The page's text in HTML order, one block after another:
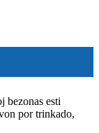
bezonas esti
por trinkado,